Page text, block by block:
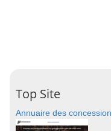
Top Site
Annuaire des